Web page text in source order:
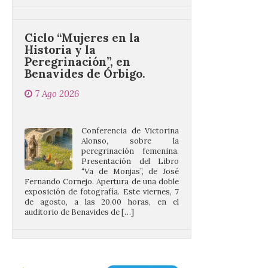
Peregrinación”, en
Benavides de Órbigo.
7 Ago 2026
peregrinación femenina.
Presentación del Libro
“Va de Monjas”, de José
Fernando Cornejo. Apertura de una doble
exposición de fotografía. Este viernes, 7
de agosto, a las 20,00 horas, en el
auditorio de Benavides de […]
Food trucks y música en